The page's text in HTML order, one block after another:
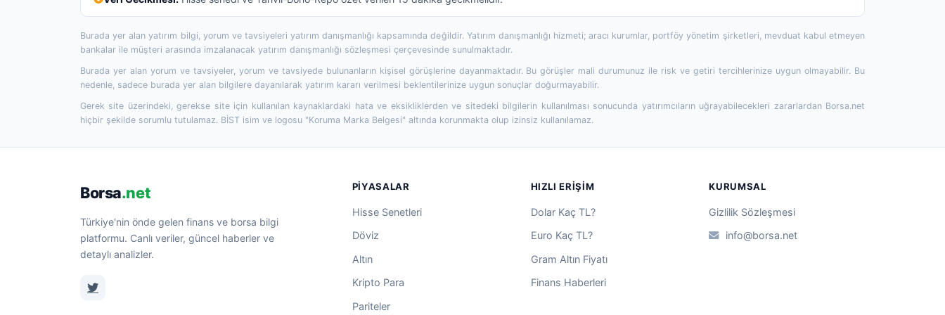
Burada yer alan yatırım bilgi, yorum ve tavsiyeleri yatırım danışmanlığı kapsamında değildir. Yatırım danışmanlığı hizmeti; aracı kurumlar, portföy yönetim şirketleri, mevduat kabul etmeyen
bankalar ile müşteri arasında imzalanacak yatırım danışmanlığı sözleşmesi çerçevesinde sunulmaktadır.
Burada yer alan yorum ve tavsiyeler, yorum ve tavsiyede bulunanların kişisel görüşlerine dayanmaktadır. Bu görüşler mali durumunuz ile risk ve getiri tercihlerinize uygun olmayabilir. Bu
nedenle, sadece burada yer alan bilgilere dayanılarak yatırım kararı verilmesi beklentilerinize uygun sonuçlar doğurmayabilir.
Gerek site üzerindeki, gerekse site için kullanılan kaynaklardaki hata ve eksikliklerden ve sitedeki bilgilerin kullanılması sonucunda yatırımcıların uğrayabilecekleri zararlardan Borsa.net
hiçbir şekilde sorumlu tutulamaz. BİST isim ve logosu "Koruma Marka Belgesi" altında korunmakta olup izinsiz kullanılamaz.
Borsa.net
Türkiye'nin önde gelen finans ve borsa bilgi
platformu. Canlı veriler, güncel haberler ve
detaylı analizler.
PIYASALAR
Hisse Senetleri
Döviz
Altın
Kripto Para
Pariteler
HIZLI ERIŞIM
Dolar Kaç TL?
Euro Kaç TL?
Gram Altın Fiyatı
Finans Haberleri
KURUMSAL
Gizlilik Sözleşmesi
info@borsa.net